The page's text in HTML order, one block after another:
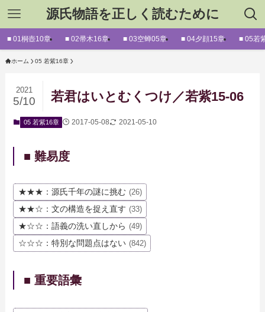
源氏物語を正しく読むために
■ 01桐壺10章 ■ 02帚木16章 ■ 03空蝉05章 ■ 04夕顔15章 ■ 05若
ホーム 05 若紫16章
若君はいとむくつけ／若紫15-06
2021
5/10
05 若紫16章 2017-05-08 2021-05-10
■ 難易度
★★★：源氏千年の謎に挑む (26)
★★☆：文の構造を捉え直す (33)
★☆☆：語義の洗い直しから (49)
☆☆☆：特別な問題点はない (842)
■ 重要語彙